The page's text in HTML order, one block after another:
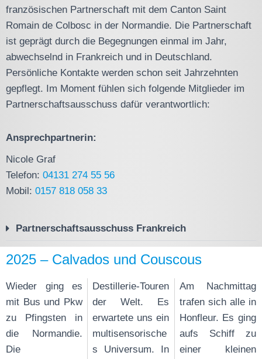
französischen Partnerschaft mit dem Canton Saint
Romain de Colbosc in der Normandie. Die Partnerschaft
ist geprägt durch die Begegnungen einmal im Jahr,
abwechselnd in Frankreich und in Deutschland.
Persönliche Kontakte werden schon seit Jahrzehnten
gepflegt. Im Moment fühlen sich folgende Mitglieder im
Partnerschaftsausschuss dafür verantwortlich:
Ansprechpartnerin:
Nicole Graf
Telefon: 04131 274 55 56
Mobil: 0157 818 058 33
Partnerschaftsausschuss Frankreich
2025 – Calvados und Couscous
Wieder ging es
mit Bus und Pkw
zu Pfingsten in
die Normandie.
Die
Destillerie-Touren
der Welt. Es
erwartete uns ein
multisensorische
s Universum. In
Am Nachmittag
trafen sich alle in
Honfleur. Es ging
aufs Schiff zu
einer kleinen